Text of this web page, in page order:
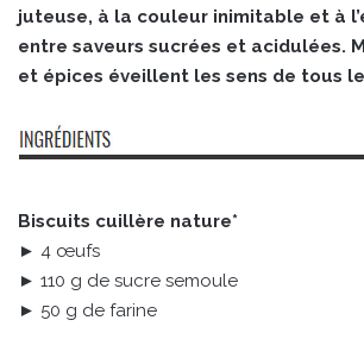
juteuse, à la couleur inimitable et à
entre saveurs sucrées et acidulées.
et épices éveillent les sens de tous
Biscuits cuillère nature*
► 4 œufs
► 110 g de sucre semoule
► 50 g de farine